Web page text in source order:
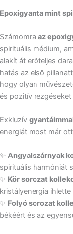
Epoxigyanta mint
Számomra az
spirituális médium,
alakít át erőteljes
hatás az első
hogy olyan
és pozitív rezgéseket
Exkluzív
energiát most már
✨ Angyalszárnyak
spirituális harmóniát
✨ Kör sorozat
kristályenergia ihlette
✨ Folyó sorozat
békéért és az